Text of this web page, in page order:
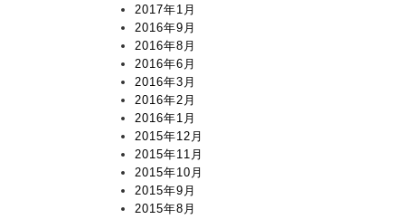
2017年1月
2016年9月
2016年8月
2016年6月
2016年3月
2016年2月
2016年1月
2015年12月
2015年11月
2015年10月
2015年9月
2015年8月